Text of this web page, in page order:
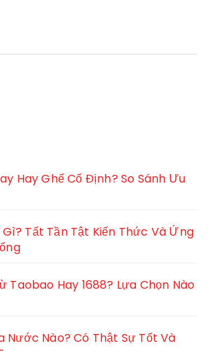
Hay Ghế Cố Định? So Sánh Ưu
Tất Tần Tật Kiến Thức Và Ứng
Taobao Hay 1688? Lựa Chọn Nào
Nước Nào? Có Thật Sự Tốt Và